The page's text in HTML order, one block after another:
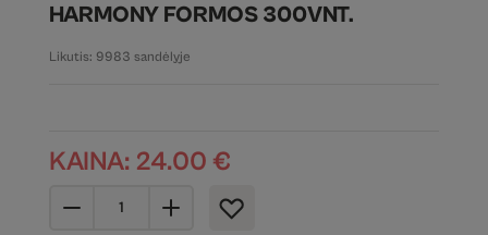
HARMONY FORMOS 300VNT.
Likutis: 9983 sandėlyje
KAINA: 24.00 €